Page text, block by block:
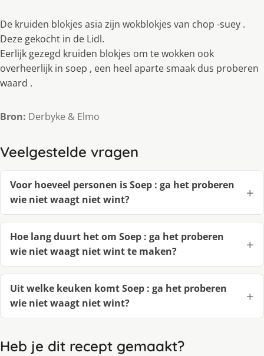
De kruiden blokjes asia zijn wokblokjes van chop -suey .
Deze gekocht in de Lidl.
Eerlijk gezegd kruiden blokjes om te wokken ook
overheerlijk in soep , een heel aparte smaak dus proberen
waard .
Bron: Derbyke & Elmo
Veelgestelde vragen
Voor hoeveel personen is Soep : ga het proberen
wie niet waagt niet wint?
Hoe lang duurt het om Soep : ga het proberen
wie niet waagt niet wint te maken?
Uit welke keuken komt Soep : ga het proberen
wie niet waagt niet wint?
Heb je dit recept gemaakt?